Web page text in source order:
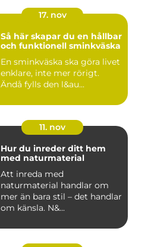
17. nov
Så här skapar du en hållbar
och funktionell sminkväska
En sminkväska ska göra livet
enklare, inte mer rörigt.
Ändå fylls den l&au...
11. nov
Hur du inreder ditt hem
med naturmaterial
Att inreda med
naturmaterial handlar om
mer än bara stil – det handlar
om känsla. N&...